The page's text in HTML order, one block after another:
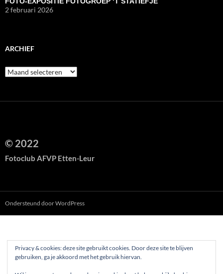
2 februari 2026
ARCHIEF
Archief
© 2022
Fotoclub AFVP Etten-Leur
Ondersteund door WordPress
Privacy & cookies: deze site gebruikt cookies. Door deze site te blijven
gebruiken, ga je akkoord met het gebruik hiervan.